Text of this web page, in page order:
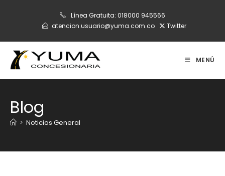
Línea Gratuita: 018000 945566
atencion.usuario@yuma.com.co
Twitter
MENÚ
Blog
> Noticias General